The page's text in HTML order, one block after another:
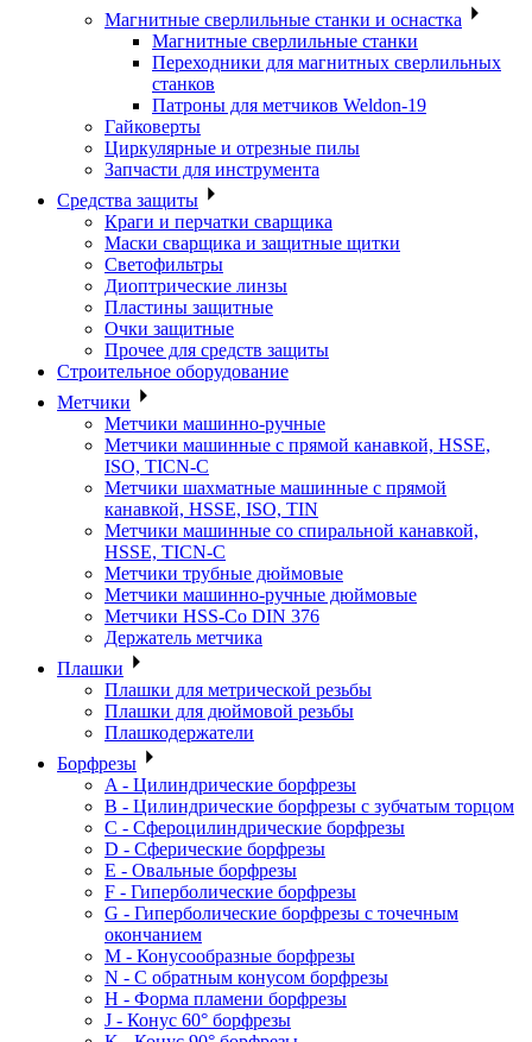
Магнитные сверлильные станки и оснастка
Магнитные сверлильные станки
Переходники для магнитных сверлильных
станков
Патроны для метчиков Weldon-19
Гайковерты
Циркулярные и отрезные пилы
Запчасти для инструмента
Средства защиты
Краги и перчатки сварщика
Маски сварщика и защитные щитки
Светофильтры
Диоптрические линзы
Пластины защитные
Очки защитные
Прочее для средств защиты
Строительное оборудование
Метчики
Метчики машинно-ручные
Метчики машинные с прямой канавкой, HSSE,
ISO, TICN-C
Метчики шахматные машинные с прямой
канавкой, HSSE, ISO, TIN
Метчики машинные со спиральной канавкой,
HSSE, TICN-C
Метчики трубные дюймовые
Метчики машинно-ручные дюймовые
Метчики HSS-Co DIN 376
Держатель метчика
Плашки
Плашки для метрической резьбы
Плашки для дюймовой резьбы
Плашкодержатели
Борфрезы
A - Цилиндрические борфрезы
B - Цилиндрические борфрезы с зубчатым торцом
C - Сфероцилиндрические борфрезы
D - Сферические борфрезы
E - Овальные борфрезы
F - Гиперболические борфрезы
G - Гиперболические борфрезы с точечным
окончанием
M - Конусообразные борфрезы
N - С обратным конусом борфрезы
H - Форма пламени борфрезы
J - Конус 60° борфрезы